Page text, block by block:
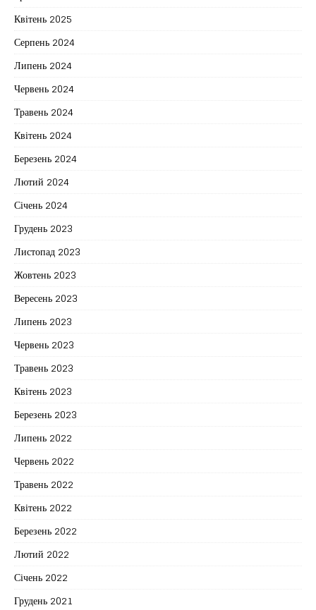
Квітень 2025
Серпень 2024
Липень 2024
Червень 2024
Травень 2024
Квітень 2024
Березень 2024
Лютий 2024
Січень 2024
Грудень 2023
Листопад 2023
Жовтень 2023
Вересень 2023
Липень 2023
Червень 2023
Травень 2023
Квітень 2023
Березень 2023
Липень 2022
Червень 2022
Травень 2022
Квітень 2022
Березень 2022
Лютий 2022
Січень 2022
Грудень 2021